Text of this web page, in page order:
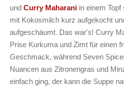
und Curry Maharani in einem
mit Kokosmilch kurz aufgekocht
aufgeschäumt. Das war's! Curry
Prise Kurkuma und Zimt für einen
Geschmack, während Seven
Nuancen aus Zitronengras und
einfach ging, der kann die Suppe